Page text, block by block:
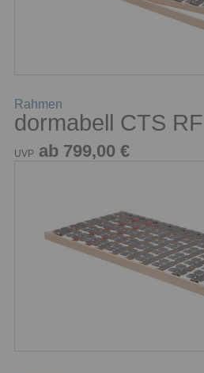
Rahmen
dormabell CTS RF
UVP ab 799,00 €